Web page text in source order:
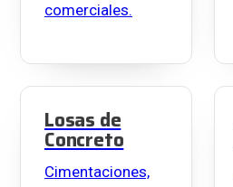
comerciales.
Losas de
Concreto
Cimentaciones,